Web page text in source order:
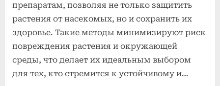
препаратам, позволяя не только защитить
растения от насекомых, но и сохранить их
здоровье. Такие методы минимизируют риск
повреждения растения и окружающей
среды, что делает их идеальным выбором
для тех, кто стремится к устойчивому и…